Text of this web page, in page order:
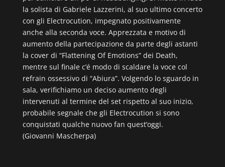
la solista di Gabriele Lazzerini, al suo ultimo concerto
con gli Electrocution, impegnato positivamente
anche alla seconda voce. Apprezzata e motivo di
aumento della partecipazione da parte degli astanti
la cover di “Flattening Of Emotions” dei Death,
mentre sul finale c’é modo di scaldare la voce col
refrain ossessivo di “Abiura”. Volgendo lo sguardo in
sala, verifichiamo un deciso aumento degli
intervenuti al termine del set rispetto al suo inizio,
probabile segnale che gli Electrocution si sono
conquistati qualche nuovo fan quest’oggi.
(Giovanni Mascherpa)